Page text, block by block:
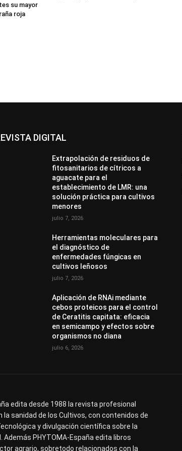
su mayor
roja
DIGITAL
Extrapolación de residuos de
fitosanitarios de cítricos a
aguacate para el
establecimiento de LMR: una
solución práctica para cultivos
menores
julio 7, 2026
Herramientas moleculares para
el diagnóstico de
enfermedades fúngicas en
cultivos leñosos
julio 7, 2026
Aplicación de RNAi mediante
cebos proteicos para el control
de Ceratitis capitata: eficacia
en semicampo y efectos sobre
organismos no diana
julio 6, 2026
edita desde 1988 la revista profesional
la sanidad de los Cultivos, con contenidos de
y divulgación científica sobre la
Además PHYTOMA-España edita libros
agrario, sobretodo relacionados con la